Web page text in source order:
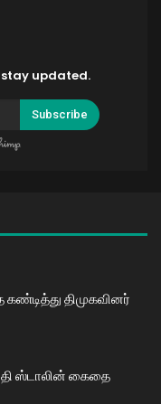
updated.
Subscribe
திமுகவினர்
ஸ்டாலின் கைதை